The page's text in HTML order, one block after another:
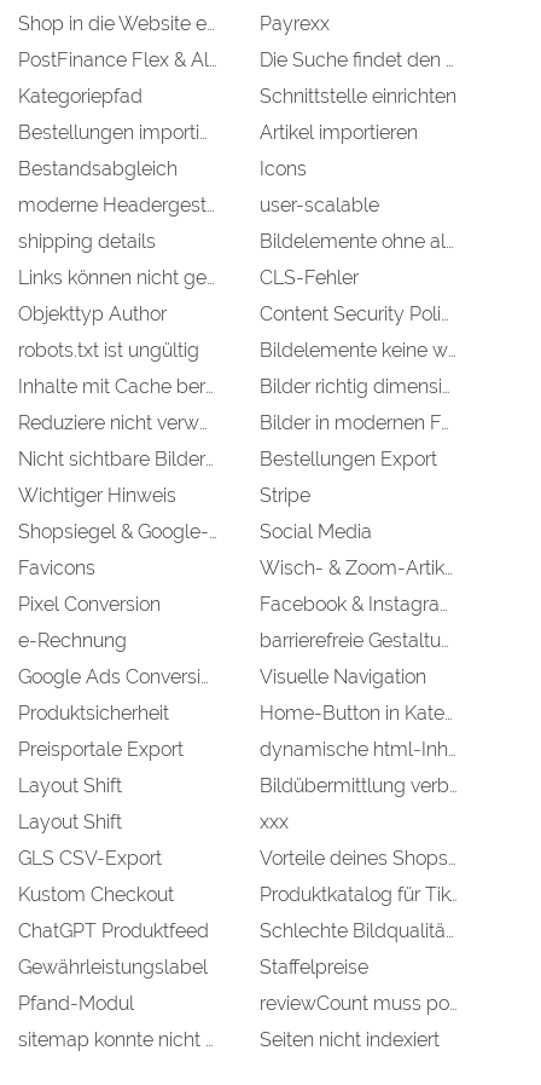
Shop in die Website einbinden
Payrexx
PostFinance Flex & All in One
Die Suche findet den Artikel nicht
Kategoriepfad
Schnittstelle einrichten
Bestellungen importieren
Artikel importieren
Bestandsabgleich
Icons
moderne Headergestaltung
user-scalable
shipping details
Bildelemente ohne alt-Attributen
Links können nicht gecrowlt werden
CLS-Fehler
Objekttyp Author
Content Security Policy
robots.txt ist ungültig
Bildelemente keine width & height
Inhalte mit Cache bereitstellen
Bilder richtig dimensionieren
Reduziere nicht verwendetes JavaScript
Bilder in modernen Formaten bereitstellen
Nicht sichtbare Bilder aufschieben
Bestellungen Export
Wichtiger Hinweis
Stripe
Shopsiegel & Google-Sternche
Social Media
Favicons
Wisch- & Zoom-Artikelbild-Galerie
Pixel Conversion
Facebook & Instagram - Artikel-Feed
e-Rechnung
barrierefreie Gestaltung
Google Ads Conversion - INTERN
Visuelle Navigation
Produktsicherheit
Home-Button in Kategorien
Preisportale Export
dynamische html-Inhalte
Layout Shift
Bildübermittlung verbessern
Layout Shift
xxx
GLS CSV-Export
Vorteile deines Shops anzeigen
Kustom Checkout
Produktkatalog für TikTok Ads
ChatGPT Produktfeed
Schlechte Bildqualität?
Gewährleistungslabel
Staffelpreise
Pfand-Modul
reviewCount muss positiv sein
sitemap konnte nicht abgerufen werden
Seiten nicht indexiert